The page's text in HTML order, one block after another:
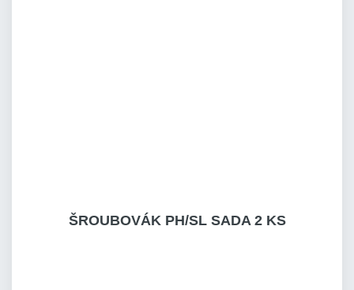
ŠROUBOVÁK PH/SL SADA 2 KS